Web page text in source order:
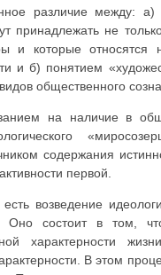
различие между: а)
принадлежать не
и которые
и б) понятием
общественного
на наличие в
содержания
первой.
возведение
состоит в том,
характерности
В этом